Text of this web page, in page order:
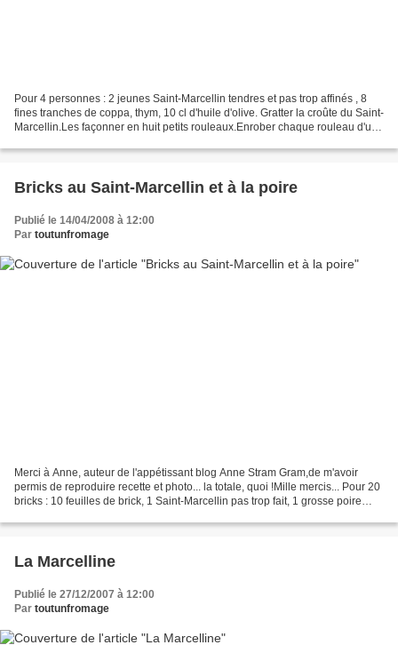
Pour 4 personnes : 2 jeunes Saint-Marcellin tendres et pas trop affinés , 8
fines tranches de coppa, thym, 10 cl d'huile d'olive. Gratter la croûte du Saint-
Marcellin.Les façonner en huit petits rouleaux.Enrober chaque rouleau d'une
Bricks au Saint-Marcellin et à la poire
Publié le 14/04/2008 à 12:00
Par toutunfromage
Merci à Anne, auteur de l'appétissant blog Anne Stram Gram,de m'avoir
permis de reproduire recette et photo... la totale, quoi !Mille mercis... Pour 20
bricks : 10 feuilles de brick, 1 Saint-Marcellin pas trop fait, 1 grosse poire
La Marcelline
Publié le 27/12/2007 à 12:00
Par toutunfromage